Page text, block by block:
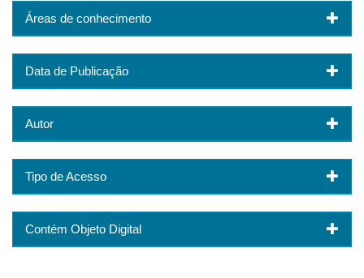
Áreas de conhecimento
Data de Publicação
Autor
Tipo de Acesso
Contém Objeto Digital